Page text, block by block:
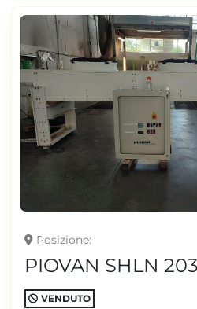
Posizione
PIOVAN SHLN
VENDUTO